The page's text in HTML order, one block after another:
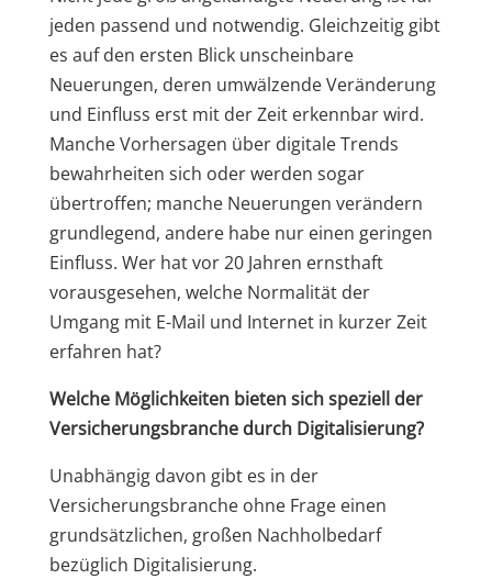
jeden passend und notwendig. Gleichzeitig gibt
es auf den ersten Blick unscheinbare
Neuerungen, deren umwälzende Veränderung
und Einfluss erst mit der Zeit erkennbar wird.
Manche Vorhersagen über digitale Trends
bewahrheiten sich oder werden sogar
übertroffen; manche Neuerungen verändern
grundlegend, andere habe nur einen geringen
Einfluss. Wer hat vor 20 Jahren ernsthaft
vorausgesehen, welche Normalität der
Umgang mit E-Mail und Internet in kurzer Zeit
erfahren hat?
Welche Möglichkeiten bieten sich speziell der
Versicherungsbranche durch Digitalisierung?
Unabhängig davon gibt es in der
Versicherungsbranche ohne Frage einen
grundsätzlichen, großen Nachholbedarf
bezüglich Digitalisierung.